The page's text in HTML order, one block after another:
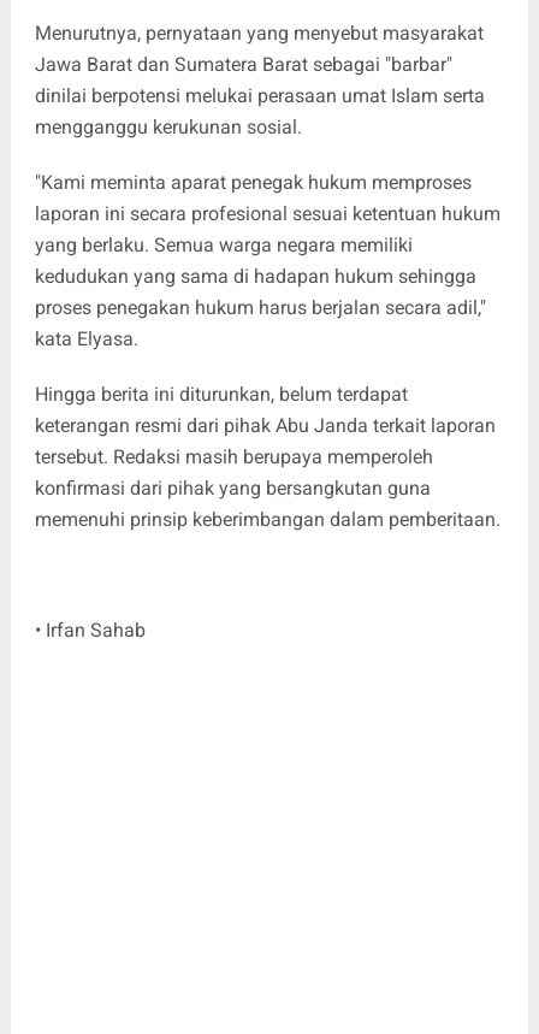
Menurutnya, pernyataan yang menyebut masyarakat
Jawa Barat dan Sumatera Barat sebagai "barbar"
dinilai berpotensi melukai perasaan umat Islam serta
mengganggu kerukunan sosial.
"Kami meminta aparat penegak hukum memproses
laporan ini secara profesional sesuai ketentuan hukum
yang berlaku. Semua warga negara memiliki
kedudukan yang sama di hadapan hukum sehingga
proses penegakan hukum harus berjalan secara adil,"
kata Elyasa.
Hingga berita ini diturunkan, belum terdapat
keterangan resmi dari pihak Abu Janda terkait laporan
tersebut. Redaksi masih berupaya memperoleh
konfirmasi dari pihak yang bersangkutan guna
memenuhi prinsip keberimbangan dalam pemberitaan.
• Irfan Sahab